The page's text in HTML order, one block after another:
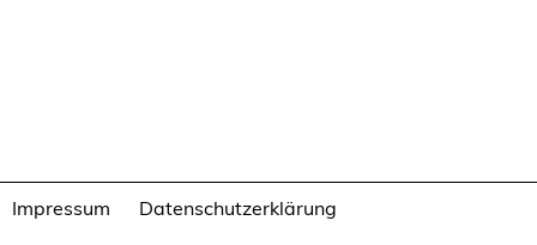
Impressum Datenschutzerklärung